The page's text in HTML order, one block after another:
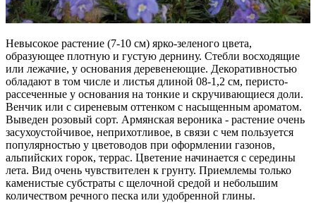
Невысокое растение (7-10 см) ярко-зеленого цвета,
образующее плотную и густую дернину. Стебли восходящие
или лежачие, у основания деревенеющие. Декоративностью
обладают в том числе и листья длиной 08-1,2 см, перисто-
рассеченные у основания на тонкие и скручивающиеся доли.
Венчик или с сиреневым оттенком с насыщенным ароматом.
Выведен розовый сорт. Армянская вероника - растение очень
засухоустойчивое, неприхотливое, в связи с чем пользуется
популярностью у цветоводов при оформлении газонов,
альпийских горок, террас. Цветение начинается с середины
лета. Вид очень чувствителен к грунту. Приемлемы только
каменистые субстраты с щелочной средой и небольшим
количеством речного песка или удобренной глины.